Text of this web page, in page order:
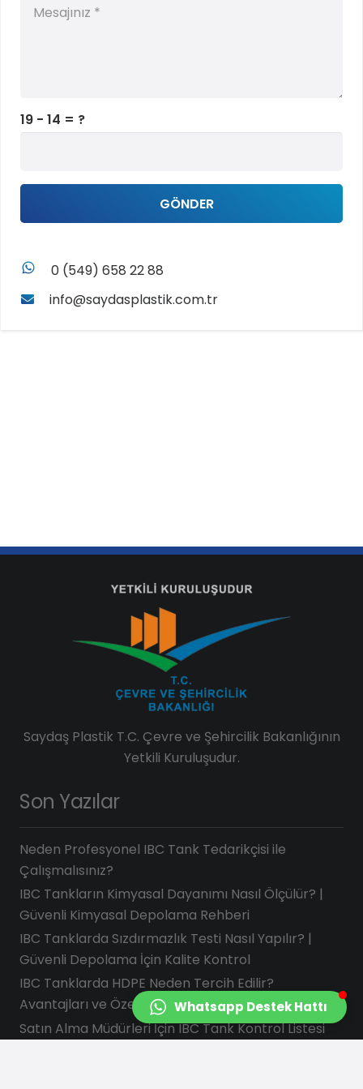
19 - 14 = ?
GÖNDER
whatsapp
0 (549) 658 22 88
info@saydasplastik.com.tr
Saydaş Plastik T.C. Çevre ve Şehircilik Bakanlığının
Yetkili Kuruluşudur.
Son Yazılar
Neden Profesyonel IBC Tank Tedarikçisi ile
Çalışmalısınız?
IBC Tankların Kimyasal Dayanımı Nasıl Ölçülür? |
Güvenli Kimyasal Depolama Rehberi
IBC Tanklarda Sızdırmazlık Testi Nasıl Yapılır? |
Güvenli Depolama İçin Kalite Kontrol
IBC Tanklarda HDPE Neden Tercih Edilir?
Avantajları ve Özellikleri
Satın Alma Müdürleri İçin IBC Tank Kontrol Listesi
Whatsapp Destek Hattı